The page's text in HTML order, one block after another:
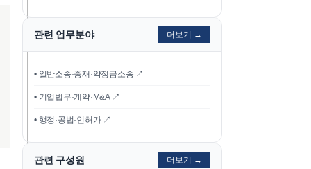
관련 업무분야 더보기 →
• 일반소송·중재·약정금소송 ↗
• 기업법무·계약·M&A ↗
• 행정·공법·인허가 ↗
관련 구성원 더보기 →